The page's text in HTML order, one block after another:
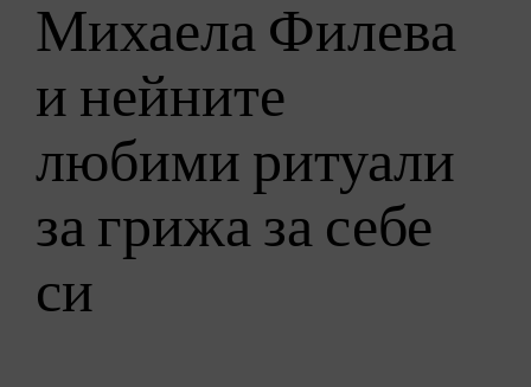
Михаела Филева
и нейните
любими ритуали
за грижа за себе
си